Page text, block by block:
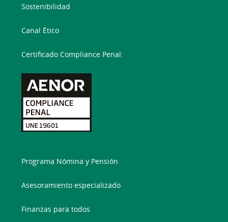
Sostenibilidad
Canal Ético
Certificado Compliance Penal:
Programa Nómina y Pensión
Asesoramiento especializado
Finanzas para todos